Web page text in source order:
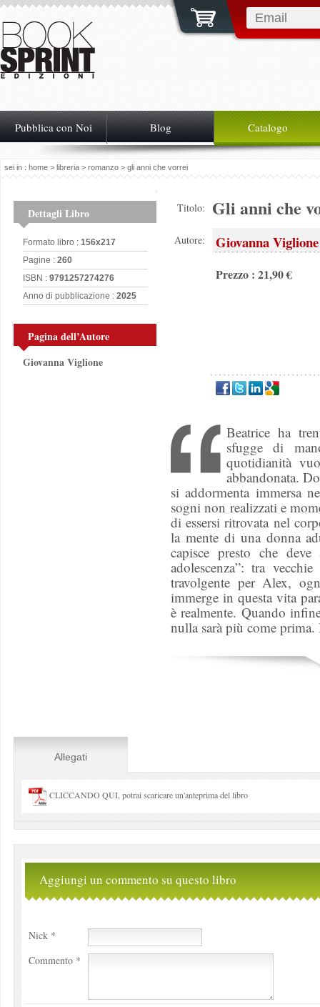
Pubblica con Noi Blog Catalogo
sei in : home > libreria > romanzo > gli anni che vorrei
Dettagli Libro
Formato libro : 156x217
Pagine : 260
ISBN : 9791257274276
Anno di pubblicazione : 2025
Pagina dell’Autore
Giovanna Viglione
Titolo: Gli anni che
Autore: Giovanna Viglione
Prezzo : 21,90 €
Beatrice ha
sfugge di
quotidianità
abbandonata.
si addormenta immersa
sogni non realizzati e
di essersi ritrovata nel
la mente di una donna
capisce presto che deve
adolescenza”: tra
travolgente per Alex,
immerge in questa vita
è realmente. Quando
nulla sarà più come
Allegati
CLICCANDO QUI, potrai scaricare un'anteprima del libro
Aggiungi un commento su questo libro
Nick *
Commento *